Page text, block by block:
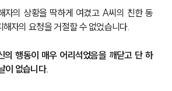
자의 상황을 딱하게 여겼고 A씨의 친한 동
자의 요청을 거절할 수 없었습니다.
의 행동이 매우 어리석었음을 깨닫고 단 하
이 없습니다.